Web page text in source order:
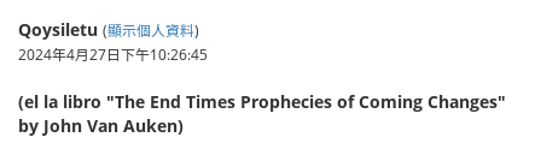
Qoysiletu (顯示個人資料)
2024年4月27日下午10:26:45
(el la libro "The End Times Prophecies of Coming Changes"
by John Van Auken)